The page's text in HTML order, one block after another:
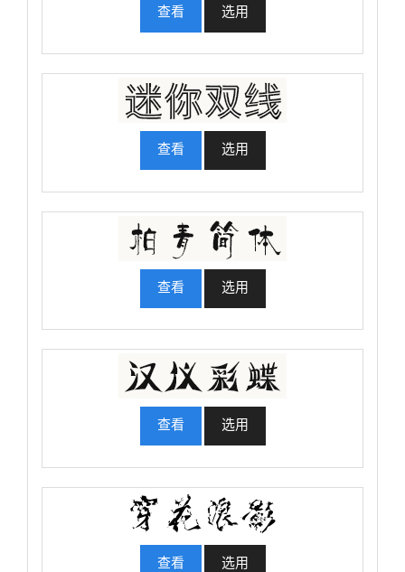
查看 选用
查看 选用
查看 选用
查看 选用
查看 选用